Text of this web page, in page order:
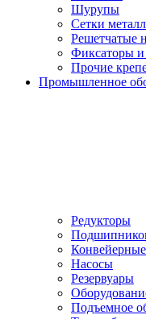
Шурупы
Сетки
Решетчатые
Фиксаторы и
Прочие
Промышленное
Редукторы
Насосы
Резервуары
Подъемное